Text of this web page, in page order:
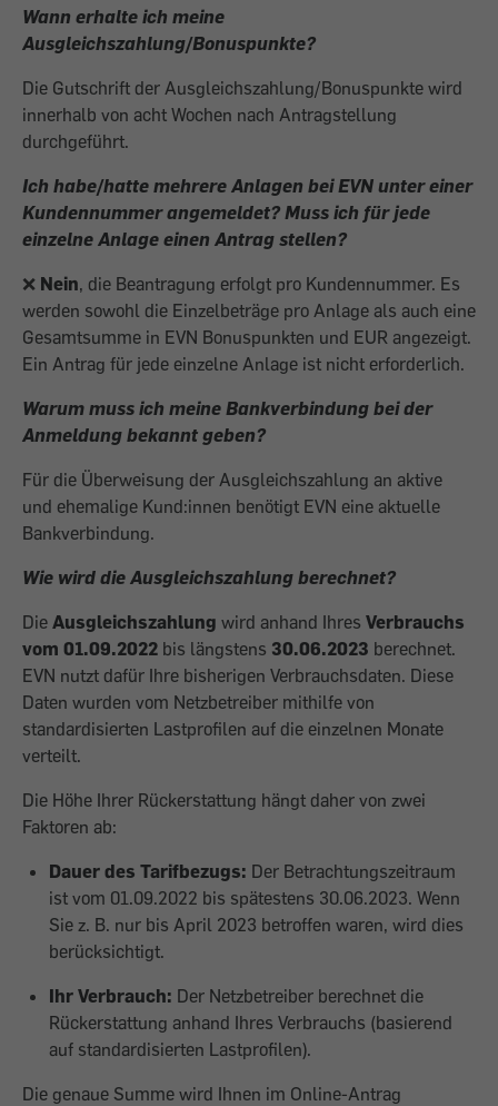
Wann erhalte ich meine
Ausgleichszahlung/Bonuspunkte?
Die Gutschrift der Ausgleichszahlung/Bonuspunkte wird
innerhalb von acht Wochen nach Antragstellung
durchgeführt.
Ich habe/hatte mehrere Anlagen bei EVN unter einer
Kundennummer angemeldet? Muss ich für jede
einzelne Anlage einen Antrag stellen?
❌ Nein, die Beantragung erfolgt pro Kundennummer. Es
werden sowohl die Einzelbeträge pro Anlage als auch eine
Gesamtsumme in EVN Bonuspunkten und EUR angezeigt.
Ein Antrag für jede einzelne Anlage ist nicht erforderlich.
Warum muss ich meine Bankverbindung bei der
Anmeldung bekannt geben?
Für die Überweisung der Ausgleichszahlung an aktive
und ehemalige Kund:innen benötigt EVN eine aktuelle
Bankverbindung.
Wie wird die Ausgleichszahlung berechnet?
Die Ausgleichszahlung wird anhand Ihres Verbrauchs
vom 01.09.2022 bis längstens 30.06.2023 berechnet.
EVN nutzt dafür Ihre bisherigen Verbrauchsdaten. Diese
Daten wurden vom Netzbetreiber mithilfe von
standardisierten Lastprofilen auf die einzelnen Monate
verteilt.
Die Höhe Ihrer Rückerstattung hängt daher von zwei
Faktoren ab:
Dauer des Tarifbezugs: Der Betrachtungszeitraum
ist vom 01.09.2022 bis spätestens 30.06.2023. Wenn
Sie z. B. nur bis April 2023 betroffen waren, wird dies
berücksichtigt.
Ihr Verbrauch: Der Netzbetreiber berechnet die
Rückerstattung anhand Ihres Verbrauchs (basierend
auf standardisierten Lastprofilen).
Die genaue Summe wird Ihnen im Online-Antrag